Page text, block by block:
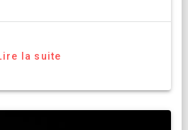
la suite